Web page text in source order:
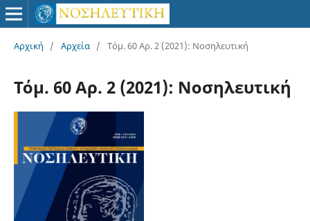
Αρχική / Αρχεία / Τόμ. 60 Αρ. 2 (2021): Νοσηλευτική
Τόμ. 60 Αρ. 2 (2021): Νοσηλευτική